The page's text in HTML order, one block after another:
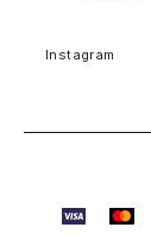
Instagram